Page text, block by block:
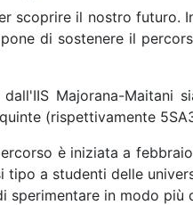
scoprire il nostro
di sostenere il
dall'IIS Majorana-
(rispettivamente
è iniziata a
tipo a studenti delle
sperimentare in modo